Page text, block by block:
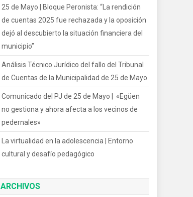
25 de Mayo | Bloque Peronista: “La rendición
de cuentas 2025 fue rechazada y la oposición
dejó al descubierto la situación financiera del
municipio”
Análisis Técnico Jurídico del fallo del Tribunal
de Cuentas de la Municipalidad de 25 de Mayo
Comunicado del PJ de 25 de Mayo | «Egüen
no gestiona y ahora afecta a los vecinos de
pedernales»
La virtualidad en la adolescencia | Entorno
cultural y desafío pedagógico
ARCHIVOS